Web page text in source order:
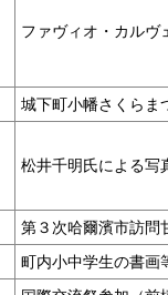
ファヴィオ・カルヴ
城下町小幡さくらま
松井千明氏による
第３次哈爾濱市訪問
町内小中学生の書画